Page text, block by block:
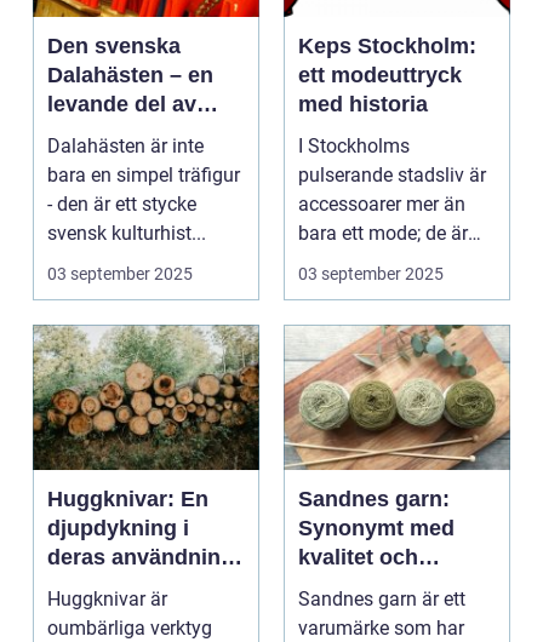
Den svenska
Dalahästen – en
levande del av
Sveriges
kulturhistoria.
Dalahästen är inte
bara en simpel träfigur
- den är ett stycke
svensk kulturhist...
03 september 2025
Keps Stockholm:
ett modeuttryck
med historia
I Stockholms
pulserande stadsliv är
accessoarer mer än
bara ett mode; de är
uttryck f...
03 september 2025
Huggknivar: En
djupdykning i
deras användning
och betydelse
Huggknivar är
oumbärliga verktyg
Sandnes garn:
Synonymt med
kvalitet och
tradition
Sandnes garn är ett
varumärke som har